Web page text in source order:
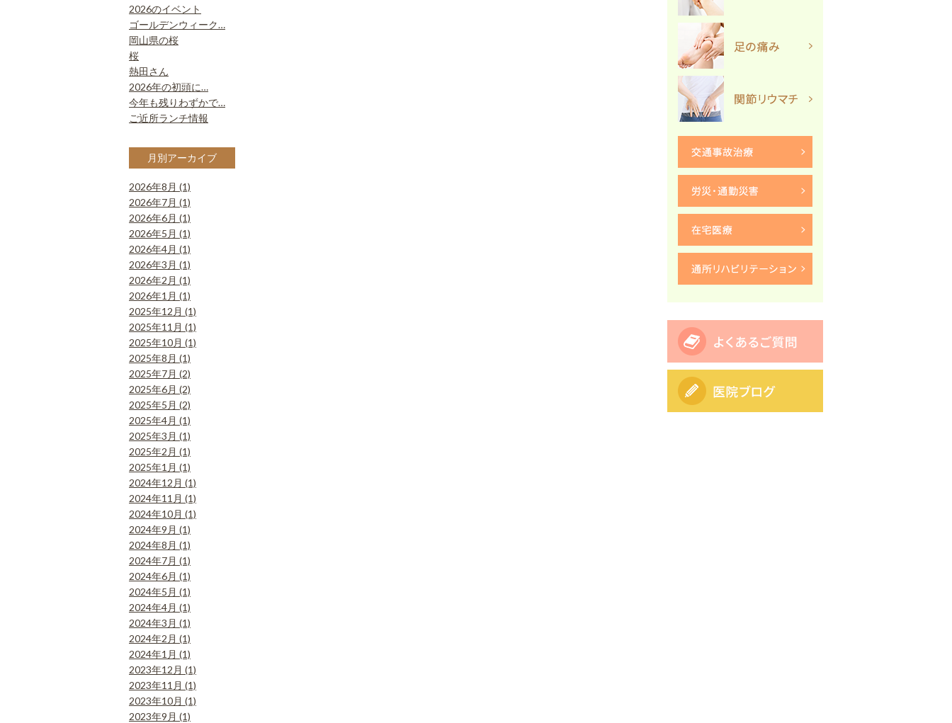
2026のイベント
ゴールデンウィーク…
岡山県の桜
桜
熱田さん
2026年の初頭に…
今年も残りわずかで…
ご近所ランチ情報
月別アーカイブ
2026年8月 (1)
2026年7月 (1)
2026年6月 (1)
2026年5月 (1)
2026年4月 (1)
2026年3月 (1)
2026年2月 (1)
2026年1月 (1)
2025年12月 (1)
2025年11月 (1)
2025年10月 (1)
2025年8月 (1)
2025年7月 (2)
2025年6月 (2)
2025年5月 (2)
2025年4月 (1)
2025年3月 (1)
2025年2月 (1)
2025年1月 (1)
2024年12月 (1)
2024年11月 (1)
2024年10月 (1)
2024年9月 (1)
2024年8月 (1)
2024年7月 (1)
2024年6月 (1)
2024年5月 (1)
2024年4月 (1)
2024年3月 (1)
2024年2月 (1)
2024年1月 (1)
2023年12月 (1)
2023年11月 (1)
2023年10月 (1)
2023年9月 (1)